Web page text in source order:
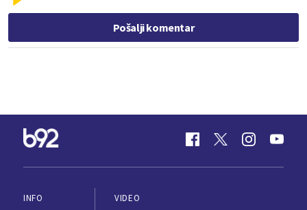
Pošalji komentar
INFO
VIDEO